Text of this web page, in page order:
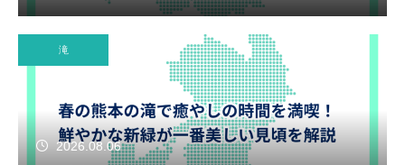
滝
2026.08.06